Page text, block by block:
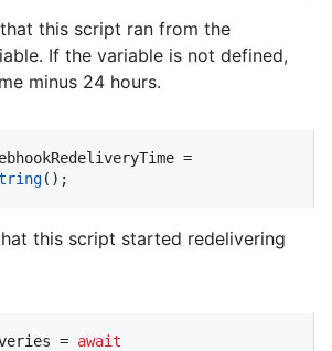
this script ran from the
If the variable is not defined,
minus 24 hours.
();
this script started redelivering
= await